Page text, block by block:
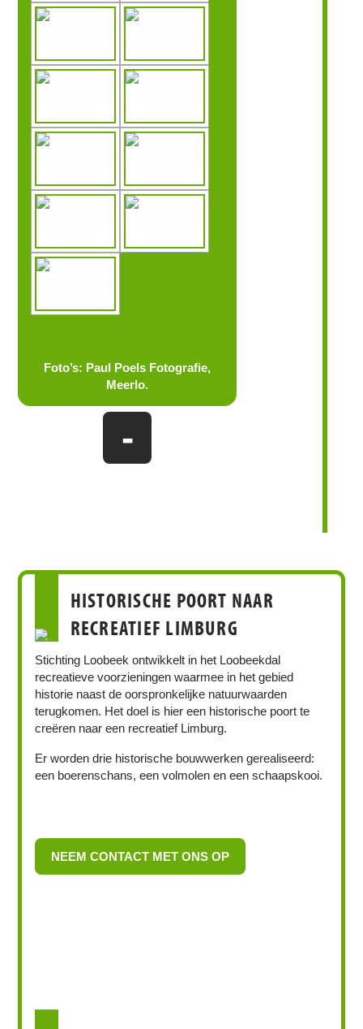
Foto’s: Paul Poels Fotografie,
Meerlo.
-
HISTORISCHE POORT NAAR
RECREATIEF LIMBURG
Stichting Loobeek ontwikkelt in het Loobeekdal
recreatieve voorzieningen waarmee in het gebied
historie naast de oorspronkelijke natuurwaarden
terugkomen. Het doel is hier een historische poort te
creëren naar een recreatief Limburg.
Er worden drie historische bouwwerken gerealiseerd:
een boerenschans, een volmolen en een schaapskooi.
NEEM CONTACT MET ONS OP